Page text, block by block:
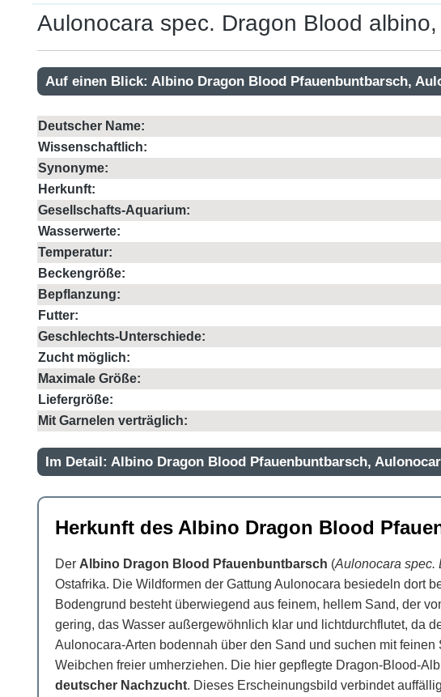
Aulonocara spec. Dragon Blood
Auf einen Blick: Albino Dragon Blood Pfauenbuntbarsch,
Deutscher Name:
Wissenschaftlich:
Synonyme:
Herkunft:
Gesellschafts-Aquarium:
Wasserwerte:
Temperatur:
Beckengröße:
Bepflanzung:
Futter:
Geschlechts-Unterschiede:
Zucht möglich:
Maximale Größe:
Liefergröße:
Mit Garnelen verträglich:
Im Detail: Albino Dragon Blood Pfauenbuntbarsch,
Herkunft des Albino Dragon Blood
Der Albino Dragon Blood Pfauenbuntbarsch (Aulonocara spec.
Ostafrika. Die Wildformen der Gattung Aulonocara besiedeln dort
Bodengrund besteht überwiegend aus feinem, hellem Sand, der
gering, das Wasser außergewöhnlich klar und lichtdurchflutet, da
Aulonocara-Arten bodennah über den Sand und suchen mit
Weibchen freier umherziehen. Die hier gepflegte Dragon-Blood-
deutscher Nachzucht. Dieses Erscheinungsbild verbindet